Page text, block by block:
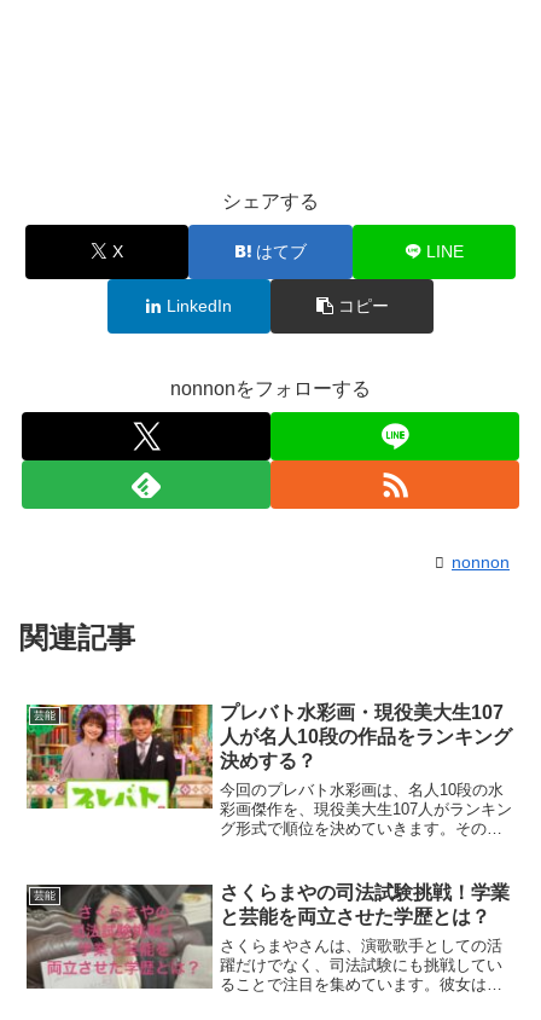
シェアする
X はてブ LINE
LinkedIn コピー
nonnonをフォローする
nonnon
関連記事
芸能
プレバト水彩画・現役美大生107
人が名人10段の作品をランキング
決めする？
今回のプレバト水彩画は、名人10段の水
彩画傑作を、現役美大生107人がランキン
グ形式で順位を決めていきます。その結
土屋さんもビックリします。出典：プレ
バト公式（TBS）...
芸能
さくらまやの司法試験挑戦！学業
と芸能を両立させた学歴とは？
さくらまやさんは、演歌歌手としての活
躍だけでなく、司法試験にも挑戦してい
ることで注目を集めています。彼女は学